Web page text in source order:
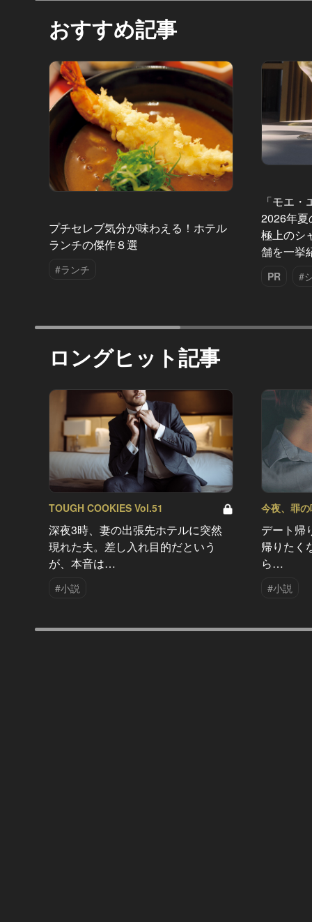
おすすめ記事
プチセレブ気分が味わえる！ホテル
ランチの傑作８選
#ランチ
「モエ
2026年夏
極上のシ
舗を一挙
PR #
ロングヒット記事
TOUGH COOKIES Vol.51
深夜3時、妻の出張先ホテルに突然
現れた夫。差し入れ目的だという
が、本音は…
#小説
今夜、罪
デート帰
帰りたく
ら…
#小説